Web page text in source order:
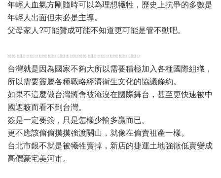
年輕人血氣方剛隨時可以為理想犧牲，歷史上抗爭的多數是
年輕人出面但未必是主導。
父母家人?可能贊成可能不知道更可能是管不動吧。
==============================
台灣就是因為國家不夠大所以需要積極加入各種國際組織，
所以需要簽屬各種戰略經濟衛生文化的協議條約。
如果不這麼做台灣將會被淹沒在國際舞台，甚至更快速被中
國遮蔽而看不到台灣。
簽是一定要簽，只是怎樣少輸多贏而已。
更不應該偷偷摸摸強渡關山，就像在偷賣祖產一樣。
台北市銀不就是被犧牲賣掉，新店的捷運土地強徵低賣變成
高價豪宅美河市。